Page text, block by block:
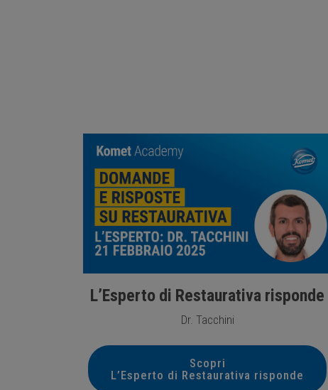
L’Esperto di Restaurativa risponde
Dr. Tacchini
Scopri
L’Esperto di Restaurativa risponde